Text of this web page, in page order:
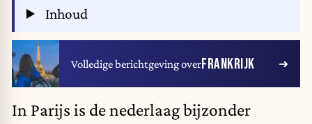
Inhoud
Volledige berichtgeving overFRANKRIJK
In Parijs is de nederlaag bijzonder